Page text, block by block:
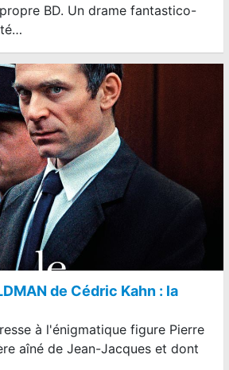
BD. Un drame fantastico-
de Cédric Kahn : la
à l'énigmatique figure Pierre
aîné de Jean-Jacques et dont